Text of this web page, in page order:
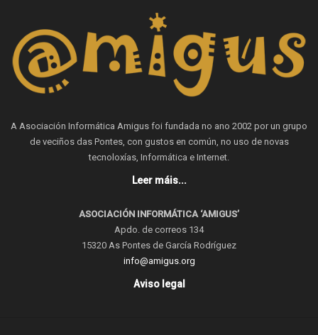
A Asociación Informática Amigus foi fundada no ano 2002 por un grupo
de veciños das Pontes, con gustos en común, no uso de novas
tecnoloxías, Informática e Internet.
Leer máis...
ASOCIACIÓN INFORMÁTICA ‘AMIGUS’
Apdo. de correos 134
15320 As Pontes de García Rodríguez
info@amigus.org
Aviso legal